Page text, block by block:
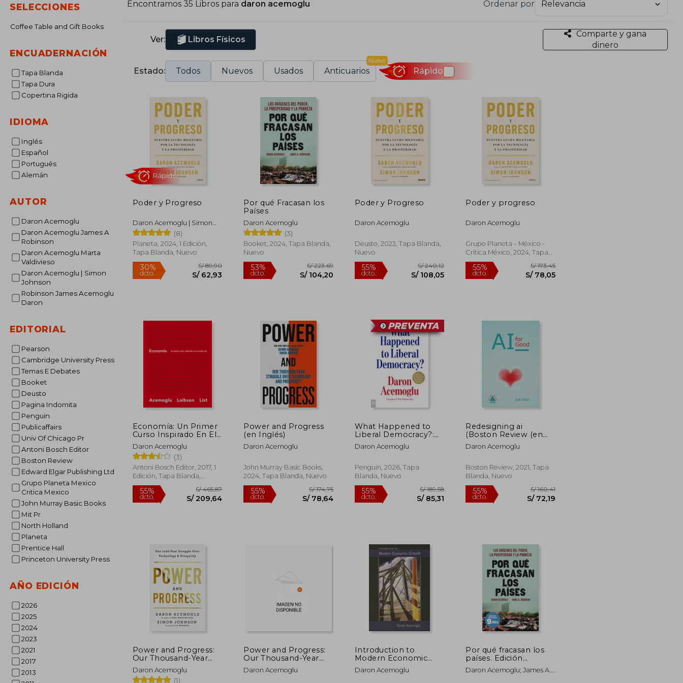
SELECCIONES
Coffee Table and Gift Books
ENCUADERNACIÓN
Tapa Blanda
Tapa Dura
Copertina Rigida
IDIOMA
Inglés
Español
Portugués
Alemán
AUTOR
Daron Acemoglu
Daron Acemoglu James A
Robinson
Daron Acemoglu Marta
Valdivieso
Daron Acemoglu | Simon
Johnson
Robinson James Acemoglu
Daron
EDITORIAL
Pearson
Cambridge University Press
Temas E Debates
Booket
Deusto
Pagina Indomita
Penguin
Publicaffairs
Univ Of Chicago Pr
Antoni Bosch Editor
Boston Review
Edward Elgar Publishing Ltd
Grupo Planeta Mexico
Critica Mexico
John Murray Basic Books
Mit Pr
North Holland
Planeta
Prentice Hall
Princeton University Press
AÑO EDICIÓN
2026
2025
2024
2023
2021
2017
2013
Encontramos 35 Libros para daron acemoglu Ordenar por
Ver: Libros Físicos
Comparte y gana
dinero
Estado: Todos Nuevos Usados Anticuarios
Nuevo
Rápido
Poder y Progreso
Daron Acemoglu | Simon
Johnson
(8)
Planeta, 2024, 1 Edición,
Tapa Blanda, Nuevo
30%
Rápido
Por qué Fracasan los
Países
Daron Acemoglu
(3)
Booket, 2024, Tapa Blanda,
Nuevo
53%
dcto.
Poder y Progreso
Daron Acemoglu
Deusto, 2023, Tapa Blanda,
Nuevo
55%
dcto.
S/ 240,12
Poder y progreso
Daron Acemoglu
Grupo Planeta – México -
Crítica México, 2024, Tapa
Blanda, Nuevo
55%
Economía: Un Primer
Curso Inspirado En El
Mundo Real
Daron Acemoglu
(3)
Antoni Bosch Editor, 2017, 1
Edición, Tapa Blanda,
Nuevo
55%
dcto.
Power and Progress
(en Inglés)
Daron Acemoglu
John Murray Basic Books,
2024, Tapa Blanda, Nuevo
What Happened to
Liberal Democracy?:
Remaking a Politics of
Shared Prosperity (en
Daron Acemoglu
Penguin, 2026, Tapa
Blanda, Nuevo
55%
dcto.
S/ 189,58
S/ 85,31
Redesigning ai
(Boston Review (en
Inglés)
Daron Acemoglu
Boston Review, 2021, Tapa
Blanda, Nuevo
55%
dcto.
Power and Progress:
Our Thousand-Year
Struggle Over
Technology and
Daron Acemoglu
(1)
Power and Progress:
Our Thousand-Year
Struggle Over
Technology and
Daron Acemoglu
Introduction to
Modern Economic
Growth (en Inglés)
Daron Acemoglu
Por qué fracasan los
países. Edición
limitada a precio
especial
Daron Acemoglu; James A.